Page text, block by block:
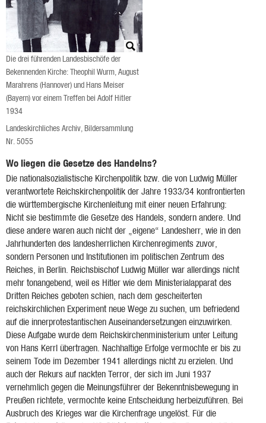
Die drei führenden Landesbischöfe der
Bekennenden Kirche: Theophil Wurm, August
Marahrens (Hannover) und Hans Meiser
(Bayern) vor einem Treffen bei Adolf Hitler
1934
Landeskirchliches Archiv, Bildersammlung
Nr. 5055
Wo liegen die Gesetze des Handelns?
Die nationalsozialistische Kirchenpolitik bzw. die von Ludwig Müller
verantwortete Reichskirchenpolitik der Jahre 1933/34 konfrontierten
die württembergische Kirchenleitung mit einer neuen Erfahrung:
Nicht sie bestimmte die Gesetze des Handels, sondern andere. Und
diese andere waren auch nicht der „eigene“ Landesherr, wie in den
Jahrhunderten des landesherrlichen Kirchenregiments zuvor,
sondern Personen und Institutionen im politischen Zentrum des
Reiches, in Berlin. Reichsbischof Ludwig Müller war allerdings nicht
mehr tonangebend, weil es Hitler wie dem Ministerialapparat des
Dritten Reiches geboten schien, nach dem gescheiterten
reichskirchlichen Experiment neue Wege zu suchen, um befriedend
auf die innerprotestantischen Auseinandersetzungen einzuwirken.
Diese Aufgabe wurde dem Reichskirchenministerium unter Leitung
von Hans Kerrl übertragen. Nachhaltige Erfolge vermochte er bis zu
seinem Tode im Dezember 1941 allerdings nicht zu erzielen. Und
auch der Rekurs auf nackten Terror, der sich im Juni 1937
vernehmlich gegen die Meinungsführer der Bekenntnisbewegung in
Preußen richtete, vermochte keine Entscheidung herbeizuführen. Bei
Ausbruch des Krieges war die Kirchenfrage ungelöst. Für die